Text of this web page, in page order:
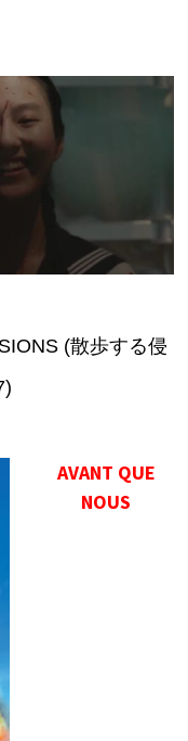
(散歩する侵
AVANT QUE
NOUS